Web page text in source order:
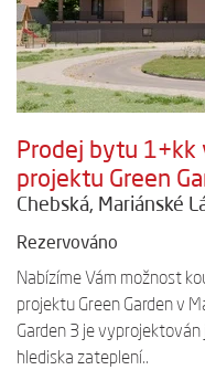
Prodej bytu 1+kk
projektu Green
Chebská, Mariánské
Rezervováno
Nabízíme Vám možnost
projektu Green Garden v
Garden 3 je
hlediska zateplení..